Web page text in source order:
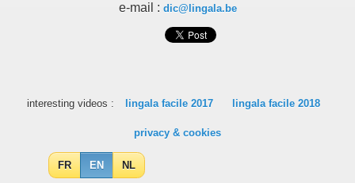
e-mail : dic@lingala.be
interesting videos : lingala facile 2017 lingala facile 2018
privacy & cookies
FR EN NL